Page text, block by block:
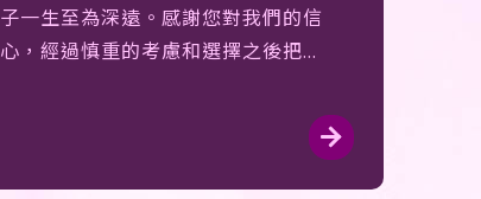
子一生至為深遠。感謝您對我們的信
心，經過慎重的考慮和選擇之後把心